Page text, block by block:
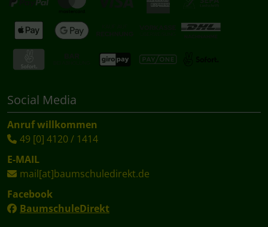
Social Media
Anruf willkommen
49 [0] 4120 / 1414
E-MAIL
mail[at]baumschuledirekt.de
Facebook
BaumschuleDirekt